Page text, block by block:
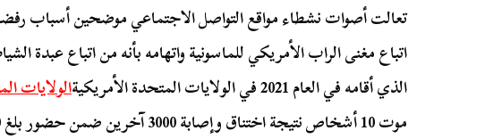
تعالت أصوات نشطاء مواقع التواصل الاجتماعي موضحين أسباب
اتباع مغنى الراب الأمريكي للماسونية واتهامه بأنه من اتباع عبدة
الذي أقامه في العام 2021 في الولايات المتحدة الأمريكية
الولايات